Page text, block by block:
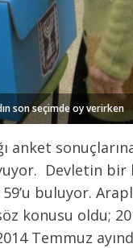
son seçimde oy verirken
anket
Devletin
buluyor.
konusu oldu;
Temmuz